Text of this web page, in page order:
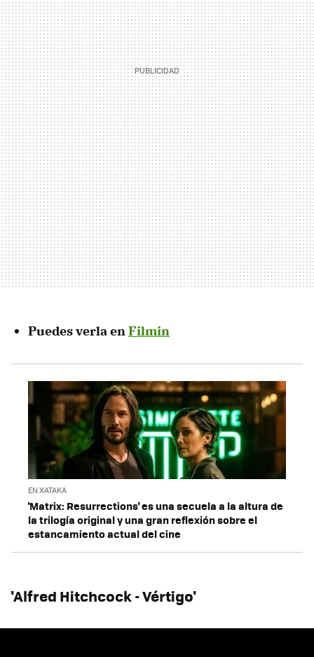
Puedes verla enFilmin
EN XATAKA
'Matrix: Resurrections' es una secuela a la altura de
la trilogía original y una gran reflexión sobre el
estancamiento actual del cine
'Alfred Hitchcock - Vértigo'